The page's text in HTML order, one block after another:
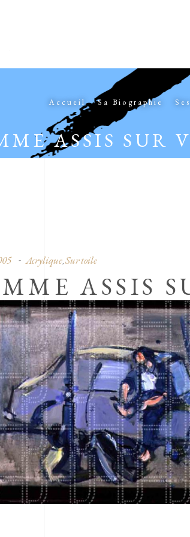
Accueil Sa Biographie
ASSIS SUR
Acrylique, Sur toile
ASSIS